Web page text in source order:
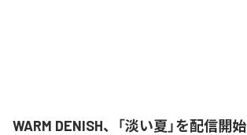
WARM DENISH、「淡い夏」を配信開始